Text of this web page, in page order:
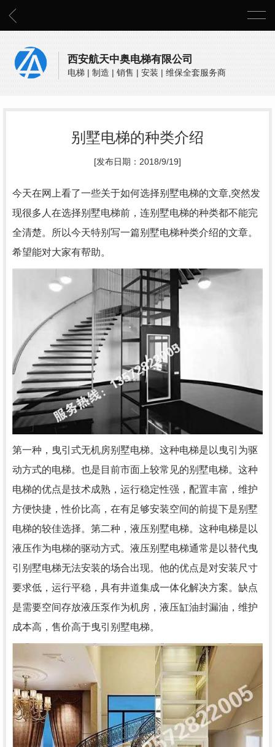
西安航天中奥电梯有限公司
电梯 | 制造 | 销售 | 安装 | 维保全套服务商
别墅电梯的种类介绍
[发布日期：2018/9/19]
今天在网上看了一些关于如何选择别墅电梯的文章,突然发
现很多人在选择别墅电梯前，连别墅电梯的种类都不能完
全清楚。所以今天特别写一篇别墅电梯种类介绍的文章。
希望能对大家有帮助。
第一种，曳引式无机房别墅电梯。这种电梯是以曳引为驱
动方式的电梯。也是目前市面上较常见的别墅电梯。这种
电梯的优点是技术成熟，运行稳定性强，配置丰富，维护
方便快捷，性价比高，在有足够安装空间的前提下是别墅
电梯的较佳选择。第二种，液压别墅电梯。这种电梯是以
液压作为电梯的驱动方式。液压别墅电梯通常是以替代曳
引别墅电梯无法安装的场合出现。他的优点是对安装尺寸
要求低，运行平稳，具有井道集成一体化解决方案。缺点
是需要空间存放液压泵作为机房，液压缸油封漏油，维护
成本高，售价高于曳引别墅电梯。